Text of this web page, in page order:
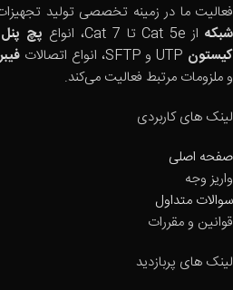
فعالیت ما در زمینه تخصصی تولید
شبکهاز Cat 5e تا Cat 7، انواع پچ
کیستون
و ملزومات مرتبط فعالیت می‌کند.
لینک های کاربردی
صفحه اصلی
واریز وجه
سوالات متداول
قوانین و مقررات
لینک های پربازدید